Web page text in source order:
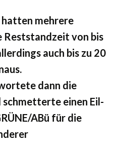
mehrere
Reststandzeit von bis
auch bis zu 20
dann die
einen Eil-
ABü für die